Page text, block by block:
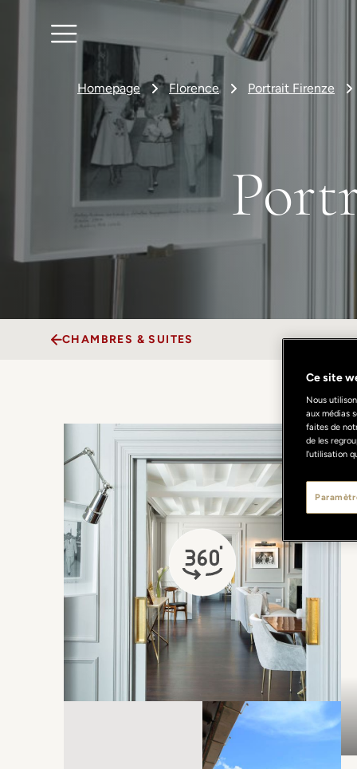
Homepage Florence Portrait Firenze
CHAMBRES & SUITES
s'ouvre dans un nouvel onglet
Ce site
Nous
aux médias
faites de
de les
l'utilisation